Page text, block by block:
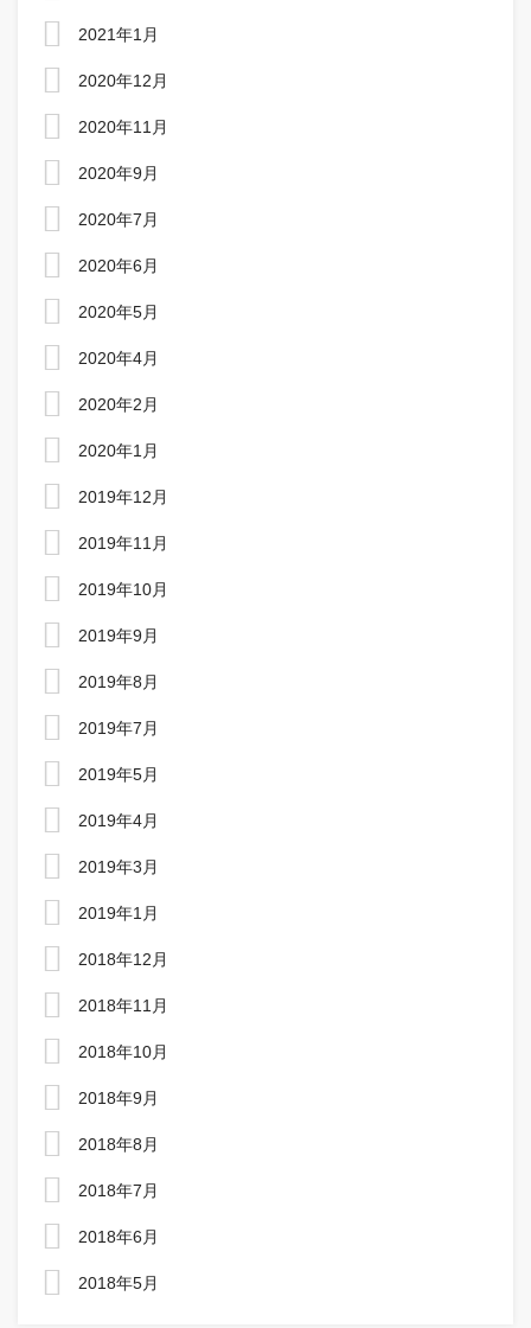
2021年1月
2020年12月
2020年11月
2020年9月
2020年7月
2020年6月
2020年5月
2020年4月
2020年2月
2020年1月
2019年12月
2019年11月
2019年10月
2019年9月
2019年8月
2019年7月
2019年5月
2019年4月
2019年3月
2019年1月
2018年12月
2018年11月
2018年10月
2018年9月
2018年8月
2018年7月
2018年6月
2018年5月